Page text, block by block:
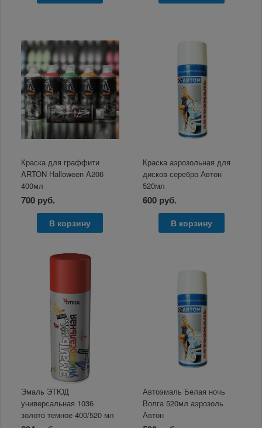
Краска для граффити
ARTON Halloween A206
400мл
700 руб.
В корзину
Краска аэрозольная для
дисков серебро Автон
520мл
600 руб.
В корзину
Эмаль ЭТЮД
универсальная 1036
золото темное 400/520 мл
Автоэмаль Белая ночь
Волга 520мл аэрозоль
Автон